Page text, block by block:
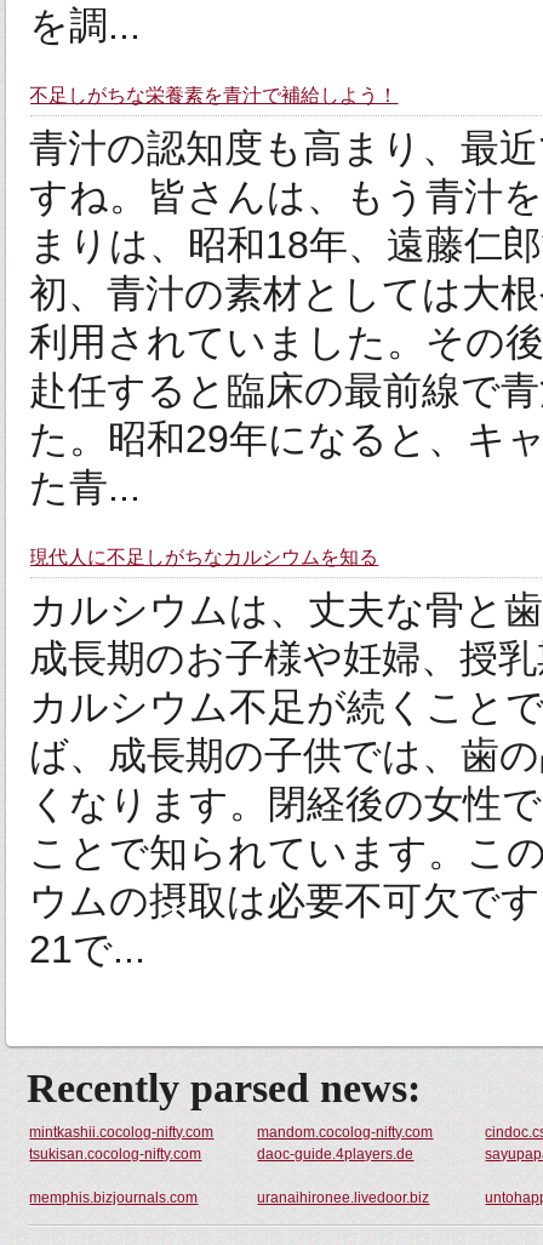
を調...
不足しがちな栄養素を青汁で補給しよう！
青汁の認知度も高まり、最
すね。皆さんは、もう青汁
まりは、昭和18年、遠藤仁
初、青汁の素材としては大
利用されていました。その
赴任すると臨床の最前線で
た。昭和29年になると、キ
た青...
現代人に不足しがちなカルシウムを知る
カルシウムは、丈夫な骨と
成長期のお子様や妊婦、授
カルシウム不足が続くこと
ば、成長期の子供では、歯
くなります。閉経後の女性
ことで知られています。こ
ウムの摂取は必要不可欠で
21で...
Recently parsed news:
mintkashii.cocolog-nifty.com mandom.cocolog-nifty.com
tsukisan.cocolog-nifty.com
daoc-guide.4players.de
memphis.bizjournals.com uranaihironee.livedoor.biz